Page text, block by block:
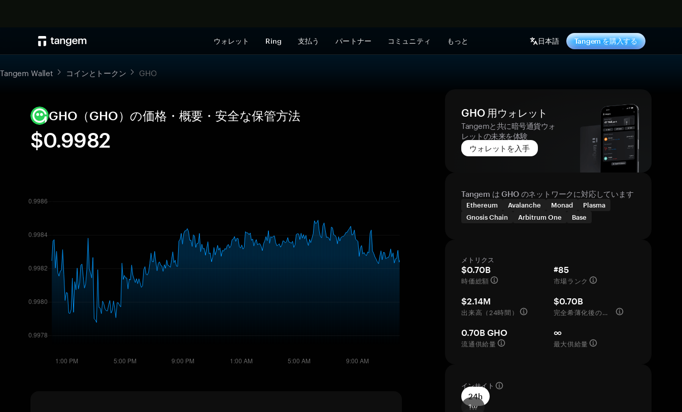
ウォレット Ring 支払う パートナー コミュニティ もっと 日本語 Tangem を購入する
Tangem Wallet コインとトークン GHO
GHO（GHO）の価格・概要・安全な保管方法
$0.9982
GHO 用ウォレット
Tangemと共に暗号通貨ウォ
レットの未来を体験
ウォレットを入手
Tangem は GHO のネットワークに対応しています
Ethereum Avalanche Monad
Plasma
Gnosis Chain
Arbitrum One Base
メトリクス
$0.70B
時価総額
#85
市場ランク
$2.14M
出来高（24時間）
$0.70B
完全希薄化後の評価額
0.70B GHO
流通供給量
∞
最大供給量
インサイト
24h
1w